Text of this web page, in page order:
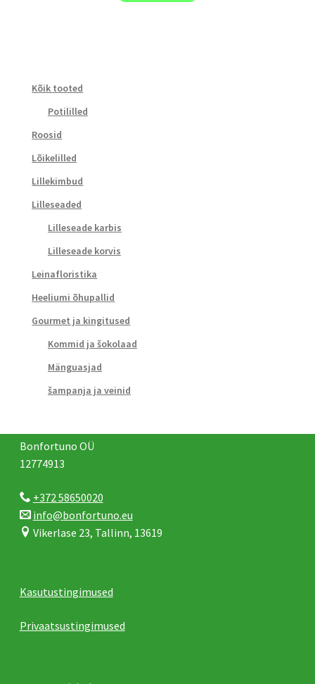
Kõik tooted
Potililled
Roosid
Lõikelilled
Lillekimbud
Lilleseaded
Lilleseade karbis
Lilleseade korvis
Leinafloristika
Heeliumi õhupallid
Gourmet ja kingitused
Kommid ja šokolaad
Mänguasjad
šampanja ja veinid
Bonfortuno OÜ
12774913
+372 58650020
info@bonfortuno.eu
Vikerlase 23, Tallinn, 13619
Kasutustingimused
Privaatsustingimused